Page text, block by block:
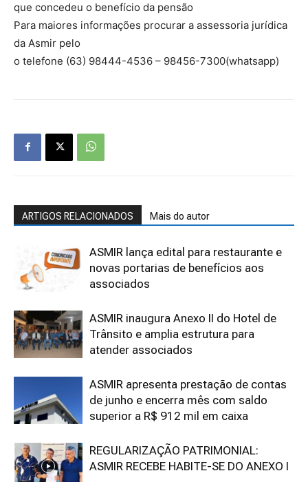
que concedeu o benefício da pensão
Para maiores informações procurar a assessoria jurídica
da Asmir pelo
o telefone (63) 98444-4536 – 98456-7300(whatsapp)
ARTIGOS RELACIONADOS Mais do autor
ASMIR lança edital para restaurante e
novas portarias de benefícios aos
associados
ASMIR inaugura Anexo II do Hotel de
Trânsito e amplia estrutura para
atender associados
ASMIR apresenta prestação de contas
de junho e encerra mês com saldo
superior a R$ 912 mil em caixa
REGULARIZAÇÃO PATRIMONIAL:
ASMIR RECEBE HABITE-SE DO ANEXO I